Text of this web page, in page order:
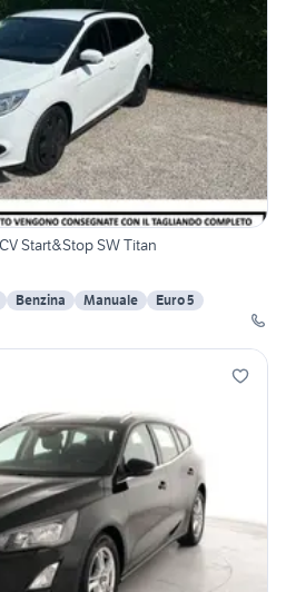
Start&Stop SW Titan
Benzina Manuale
Euro 5